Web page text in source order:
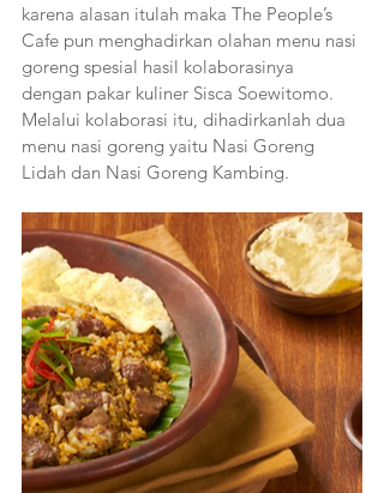
karena alasan itulah maka The People’s
Cafe pun menghadirkan olahan menu nasi
goreng spesial hasil kolaborasinya
dengan pakar kuliner Sisca Soewitomo.
Melalui kolaborasi itu, dihadirkanlah dua
menu nasi goreng yaitu Nasi Goreng
Lidah dan Nasi Goreng Kambing.